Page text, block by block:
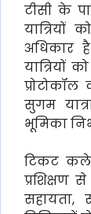
टीसी के
यात्रियों
अधिकार
यात्रियों
सुगम
भूमिका
टिकट
प्रशिक्षण